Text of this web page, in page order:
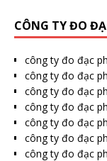
CÔNG TY ĐO
công ty đo đạc
công ty đo đạc
công ty đo đạc
công ty đo đạc
công ty đo đạc
công ty đo đạc
công ty đo đạc